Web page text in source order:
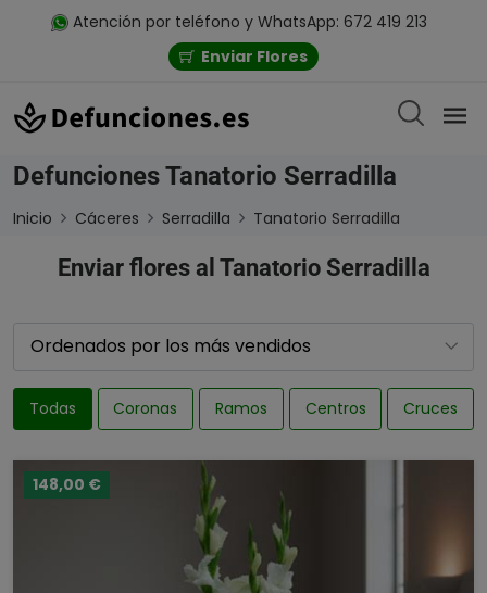
Atención por teléfono y WhatsApp: 672 419 213
Enviar Flores
Defunciones Tanatorio Serradilla
Inicio Cáceres Serradilla Tanatorio Serradilla
Enviar flores al Tanatorio Serradilla
Todas Coronas Ramos Centros Cruces
148,00 €